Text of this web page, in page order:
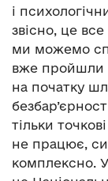
і
звісно, це
ми можемо
вже пройшли
на початку
тільки
не працює,
комплексно.